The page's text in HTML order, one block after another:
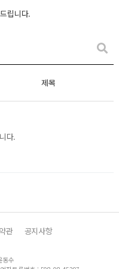
립니다.
제목
다.
관 공지사항
동수